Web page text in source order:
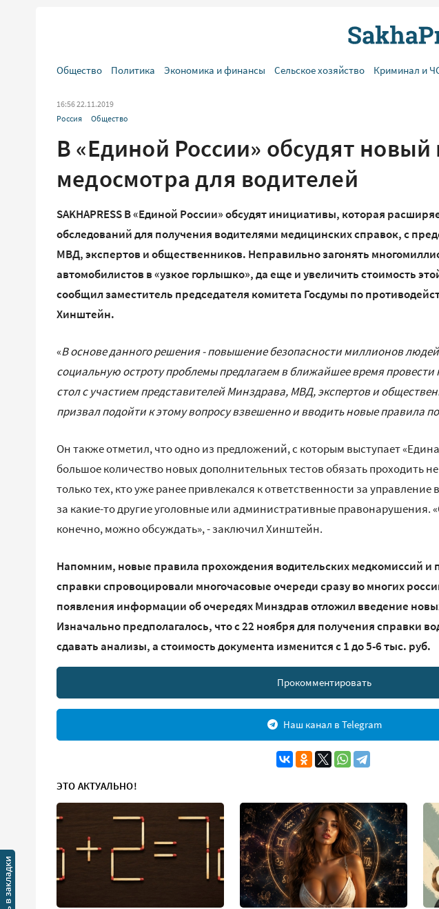
Общество Политика Экономика и финансы Сельское хозяйство Криминал и
16:56 22.11.2019
Россия
Общество
В «Единой России» обсудят
медосмотра для водителей
SAKHAPRESS В «Единой России» обсудят инициативы, которая
обследований для получения водителями медицинских справок, с
МВД, экспертов и общественников. Неправильно загонять
автомобилистов в «узкое горлышко», да еще и увеличить стоимость
сообщил заместитель председателя комитета Госдумы по
Хинштейн.
«В основе данного решения - повышение безопасности миллионов
социальную остроту проблемы предлагаем в ближайшее время
стол с участием представителей Минздрава, МВД, экспертов и
призвал подойти к этому вопросу взвешенно и вводить новые правила
Он также отметил, что одно из предложений, с которым выступает
большое количество новых дополнительных тестов обязать проходить
только тех, кто уже ранее привлекался к ответственности за
за какие-то другие уголовные или административные правонарушения.
конечно, можно обсуждать», - заключил Хинштейн.
Напомним, новые правила прохождения водительских медкомиссий и
справки спровоцировали многочасовые очереди сразу во многих
появления информации об очередях Минздрав отложил введение
Изначально предполагалось, что с 22 ноября для получения справки
сдавать анализы, а стоимость документа изменится с 1 до 5-6 тыс. руб.
Прокомментировать
Наш канал в Telegram
ЭТО АКТУАЛЬНО!